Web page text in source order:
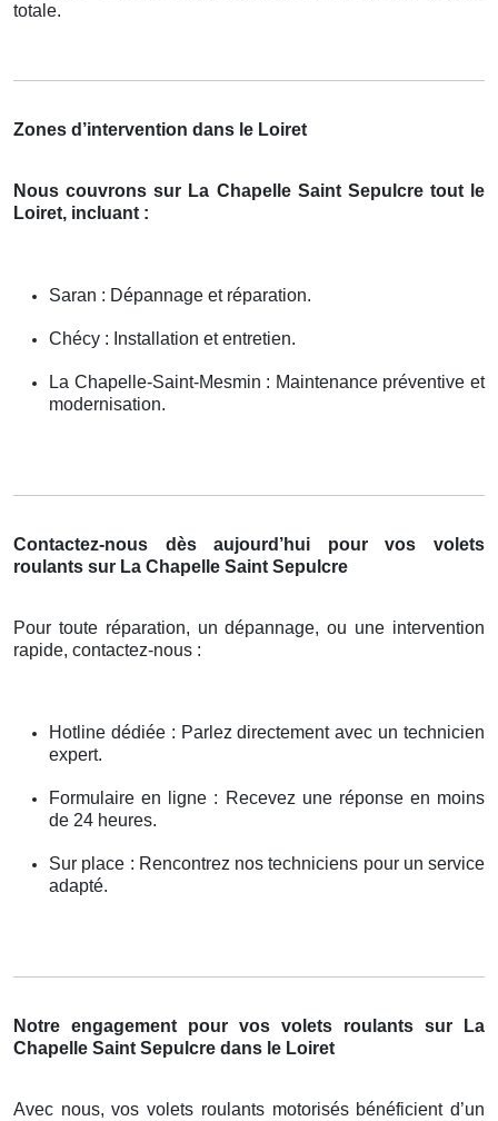
totale.
Zones d’intervention dans le Loiret
Nous couvrons sur La Chapelle Saint Sepulcre tout le
Loiret, incluant :
Saran : Dépannage et réparation.
Chécy : Installation et entretien.
La Chapelle-Saint-Mesmin : Maintenance préventive et
modernisation.
Contactez-nous dès aujourd’hui pour vos volets
roulants sur La Chapelle Saint Sepulcre
Pour toute réparation, un dépannage, ou une intervention
rapide, contactez-nous :
Hotline dédiée : Parlez directement avec un technicien
expert.
Formulaire en ligne : Recevez une réponse en moins
de 24 heures.
Sur place : Rencontrez nos techniciens pour un service
adapté.
Notre engagement pour vos volets roulants sur La
Chapelle Saint Sepulcre dans le Loiret
Avec nous, vos volets roulants motorisés bénéficient d’un